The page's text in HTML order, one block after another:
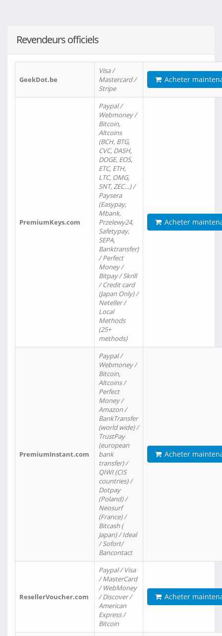
Revendeurs officiels
GeekDot.be
Visa /
Mastercard /
Stripe
Acheter
PremiumKeys.com
Paypal /
Webmoney /
Bitcoin,
Altcoins
(BCH, BTG,
CVC, DASH,
DOGE, EOS,
ETC, ETH,
LTC, OMG,
SNT, ZEC…) /
Paysera
(Easypay,
Mbank,
Przelewy24,
Safetypay,
SEPA,
Banktransfer)
/ Perfect
Money /
Bitpay / Skrill
/ Credit card
(Japan Only) /
Neteller /
Local
Methods
(25+
methods)
Acheter
PremiumInstant.com
Paypal /
Webmoney /
Bitcoin,
Altcoins /
Perfect
Money /
Amazon /
BankTransfer
(world wide) /
TrustPay
(european
bank
transfer) /
QIWI (CIS
countries) /
Dotpay
(Poland) /
Neosurf
(France) /
Bitcash (
Japan) / Ideal
/ Sofort/
Bancontact
Acheter
ResellerVoucher.com
Paypal / Visa
/ MasterCard
/ WebMoney
/ Discover /
American
Express /
Bitcoin
Acheter